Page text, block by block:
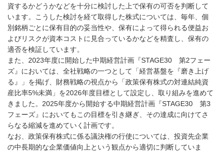
資するかどうかなどを十分に検討した上で保有の可否を判断して
います。こうした検討を経て取得した株式については、毎年、個
別銘柄ごとに保有目的の妥当性や、保有によって得られる便益お
よびリスクが資本コストに見合っているかなどを精査し、保有の
適否を検証しています。
また、2023年度に開始した中期経営計画『STAGE30 第2フェー
ズ』においては、全社戦略の一つとして「経営基盤を『磨き上げ
る』」を掲げ、財務戦略の視点から「政策保有株式の対連結純資
産比率5%未満」を2026年度目標として設定し、取り組みを進めて
きました。2025年度から開始する中期経営計画『STAGE30 第3
フェーズ』においてもこの目標を引き継ぎ、その達成に向けてさ
らなる縮減を進めていく計画です。
なお、政策保有株式に係る議決権の行使については、投資先企業
の中長期的な企業価値向上という観点から適切に判断していま